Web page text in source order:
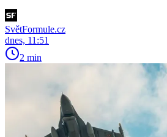
SvětFormule.cz
dnes, 11:51
2 min